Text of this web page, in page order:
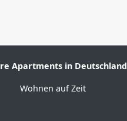
Apartments in Deutschland
Wohnen auf Zeit